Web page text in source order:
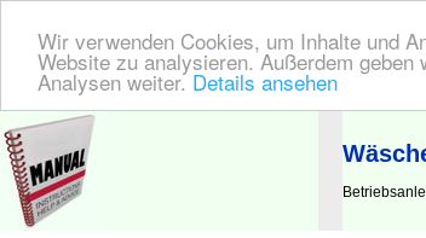
Wir verwenden Cookies, um Inhalte und
Website zu analysieren. Außerdem
Analysen weiter. Details ansehen
BEDIENUNGSANLEITUNG | Hier finden Sie die deutsche